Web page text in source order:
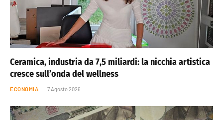
Ceramica, industria da 7,5 miliardi: la nicchia artistica
cresce sull’onda del wellness
ECONOMIA 7 Agosto 2026